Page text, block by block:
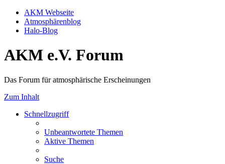
AKM Webseite
Atmosphärenblog
Halo-Blog
AKM e.V. Forum
Das Forum für atmosphärische Erscheinungen
Zum Inhalt
Schnellzugriff
Unbeantwortete Themen
Aktive Themen
Suche